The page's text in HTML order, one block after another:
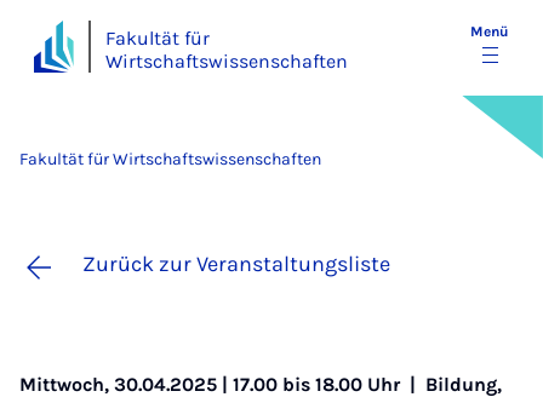
Fakultät für
Wirtschaftswissenschaften
Menü
Fakultät für Wirtschaftswissenschaften
Zurück zur Veranstaltungsliste
Mittwoch, 30.04.2025 | 17.00 bis 18.00 Uhr | Bildung,